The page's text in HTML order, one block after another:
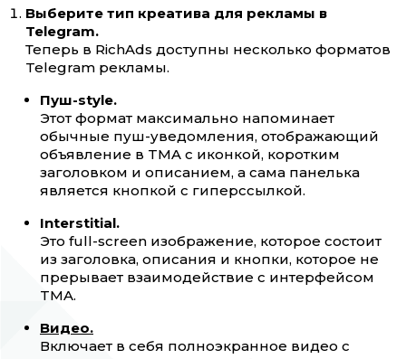
Выберите тип креатива для рекламы в
Telegram.
Теперь в RichAds доступны несколько форматов
Telegram рекламы.
Пуш-style.
Этот формат максимально напоминает
обычные пуш-уведомления, отображающий
объявление в TMA с иконкой, коротким
заголовком и описанием, а сама панелька
является кнопкой с гиперссылкой.
Interstitial.
Это full-screen изображение, которое состоит
из заголовка, описания и кнопки, которое не
прерывает взаимодействие с интерфейсом
TMA.
Видео.
Включает в себя полноэкранное видео с